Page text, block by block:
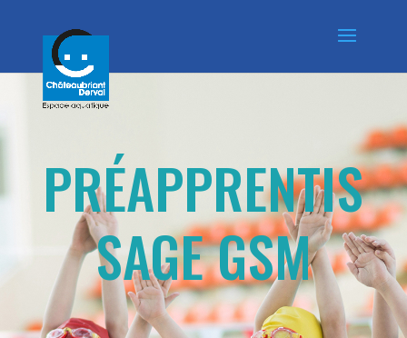
PRÉAPPRENTIS
SAGE GSM